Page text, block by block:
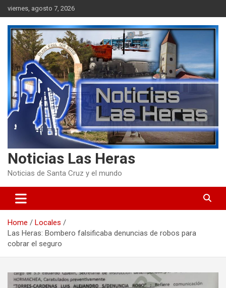
Skip
to
content
viernes, agosto 7, 2026
Noticias Las Heras
Noticias de Santa Cruz y el mundo
Home
Locales
Las Heras: Bombero falsificaba denuncias de robos para
cobrar el seguro